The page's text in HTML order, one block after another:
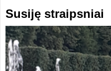
Susiję straipsniai